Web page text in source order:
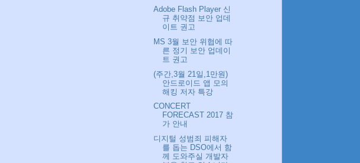
Adobe Flash Player 신
규 취약점 보안 업데
이트 권고
MS 3월 보안 위협에 따
른 정기 보안 업데이
트 권고
(주간,3월 21일,1만원)
안드로이드 앱 모의
해킹 저자 특강
CONCERT
FORECAST 2017 참
가 안내
디지털 성범죄 피해자
를 돕는 DSO에서 함
께 도와주실 개발자